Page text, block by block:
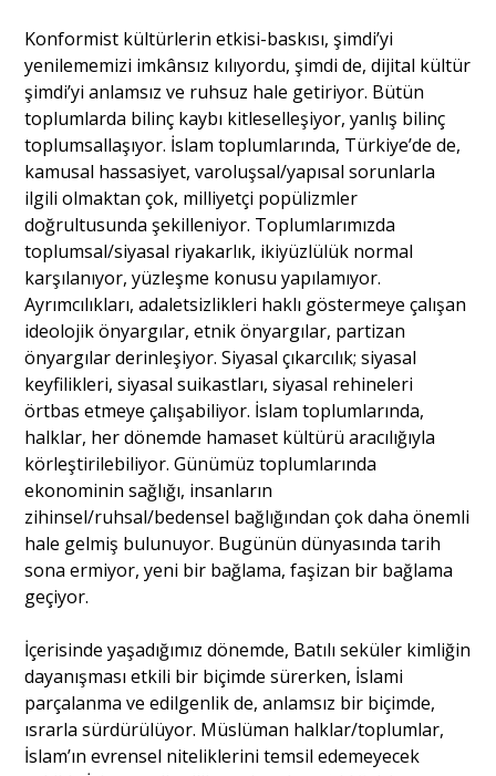
Konformist kültürlerin etkisi-baskısı, şimdi’yi
yenilememizi imkânsız kılıyordu, şimdi de, dijital kültür
şimdi’yi anlamsız ve ruhsuz hale getiriyor. Bütün
toplumlarda bilinç kaybı kitleselleşiyor, yanlış bilinç
toplumsallaşıyor. İslam toplumlarında, Türkiye’de de,
kamusal hassasiyet, varoluşsal/yapısal sorunlarla
ilgili olmaktan çok, milliyetçi popülizmler
doğrultusunda şekilleniyor. Toplumlarımızda
toplumsal/siyasal riyakarlık, ikiyüzlülük normal
karşılanıyor, yüzleşme konusu yapılamıyor.
Ayrımcılıkları, adaletsizlikleri haklı göstermeye çalışan
ideolojik önyargılar, etnik önyargılar, partizan
önyargılar derinleşiyor. Siyasal çıkarcılık; siyasal
keyfilikleri, siyasal suikastları, siyasal rehineleri
örtbas etmeye çalışabiliyor. İslam toplumlarında,
halklar, her dönemde hamaset kültürü aracılığıyla
körleştirilebiliyor. Günümüz toplumlarında
ekonominin sağlığı, insanların
zihinsel/ruhsal/bedensel bağlığından çok daha önemli
hale gelmiş bulunuyor. Bugünün dünyasında tarih
sona ermiyor, yeni bir bağlama, faşizan bir bağlama
geçiyor.
İçerisinde yaşadığımız dönemde, Batılı seküler kimliğin
dayanışması etkili bir biçimde sürerken, İslami
parçalanma ve edilgenlik de, anlamsız bir biçimde,
ısrarla sürdürülüyor. Müslüman halklar/toplumlar,
İslam’ın evrensel niteliklerini temsil edemeyecek